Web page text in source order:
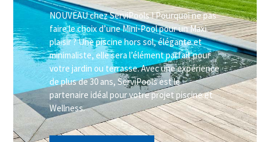
NOUVEAU chez ServiPools ! Pourquoi ne pas
faire le choix d’une Mini-Pool pour un Maxi
plaisir ? Une piscine hors sol, élégante et
minimaliste, elle sera l’élément parfait pour
votre jardin ou terrasse. Avec une expérience
de plus de 30 ans, ServiPools est le
partenaire idéal pour votre projet piscine et
Wellness.